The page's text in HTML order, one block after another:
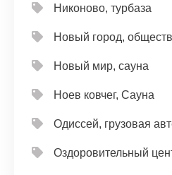
Никоново, турбаза
Новый город,
Новый мир, сауна
Ноев ковчег, Сауна
Одиссей, грузовая
Оздоровительный